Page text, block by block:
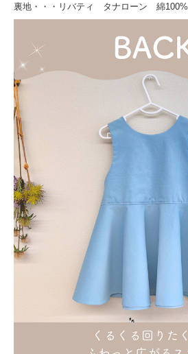
裏地・・・リバティ タナローン 綿100%